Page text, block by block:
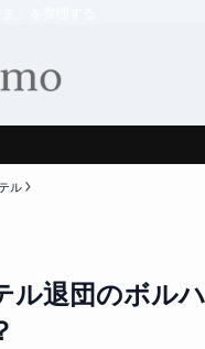
ル
ル退団のボル